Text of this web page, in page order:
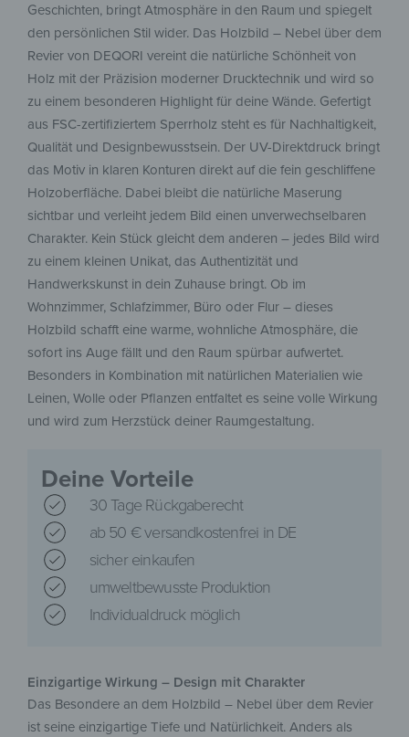
Geschichten, bringt Atmosphäre in den Raum und spiegelt
den persönlichen Stil wider. Das Holzbild – Nebel über dem
Revier von DEQORI vereint die natürliche Schönheit von
Holz mit der Präzision moderner Drucktechnik und wird so
zu einem besonderen Highlight für deine Wände. Gefertigt
aus FSC-zertifiziertem Sperrholz steht es für Nachhaltigkeit,
Qualität und Designbewusstsein. Der UV-Direktdruck bringt
das Motiv in klaren Konturen direkt auf die fein geschliffene
Holzoberfläche. Dabei bleibt die natürliche Maserung
sichtbar und verleiht jedem Bild einen unverwechselbaren
Charakter. Kein Stück gleicht dem anderen – jedes Bild wird
zu einem kleinen Unikat, das Authentizität und
Handwerkskunst in dein Zuhause bringt. Ob im
Wohnzimmer, Schlafzimmer, Büro oder Flur – dieses
Holzbild schafft eine warme, wohnliche Atmosphäre, die
sofort ins Auge fällt und den Raum spürbar aufwertet.
Besonders in Kombination mit natürlichen Materialien wie
Leinen, Wolle oder Pflanzen entfaltet es seine volle Wirkung
und wird zum Herzstück deiner Raumgestaltung.
Deine Vorteile
30 Tage Rückgaberecht
ab 50 € versandkostenfrei in DE
sicher einkaufen
umweltbewusste Produktion
Individualdruck möglich
Einzigartige Wirkung – Design mit Charakter
Das Besondere an dem Holzbild – Nebel über dem Revier
ist seine einzigartige Tiefe und Natürlichkeit. Anders als